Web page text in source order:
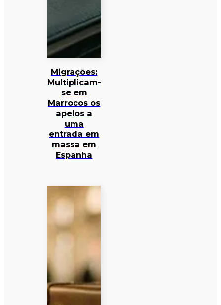
Migrações:
Multiplicam-
se em
Marrocos os
apelos a
uma
entrada em
massa em
Espanha